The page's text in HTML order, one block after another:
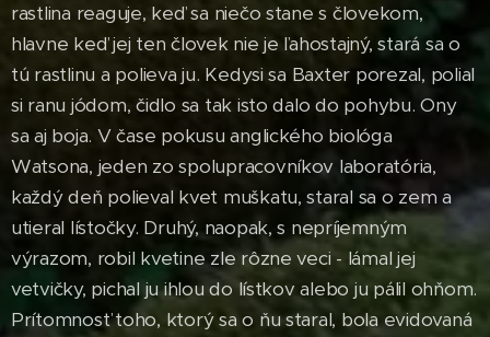
rastlina reaguje, keď sa niečo stane s človekom,
hlavne keď jej ten človek nie je ľahostajný, stará sa o
tú rastlinu a polieva ju. Kedysi sa Baxter porezal, polial
si ranu jódom, čidlo sa tak isto dalo do pohybu. Ony
sa aj boja. V čase pokusu anglického biológa
Watsona, jeden zo spolupracovníkov laboratória,
každý deň polieval kvet muškatu, staral sa o zem a
utieral lístočky. Druhý, naopak, s nepríjemným
výrazom, robil kvetine zle rôzne veci - lámal jej
vetvičky, pichal ju ihlou do lístkov alebo ju pálil ohňom.
Prítomnosť toho, ktorý sa o ňu staral, bola evidovaná